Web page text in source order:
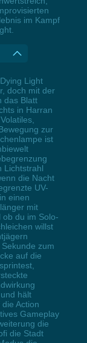
im Kampf
Light
doch mit der
das Blatt
in Harran
zur
ist
Lichtstrahl
die Nacht
UV-
einen
mit
du im Solo-
willst
zum
auf die
hält
Action
Gameplay
die
die Stadt